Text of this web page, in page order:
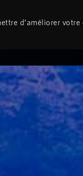
d’améliorer